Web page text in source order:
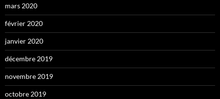
mars 2020
février 2020
janvier 2020
décembre 2019
novembre 2019
octobre 2019